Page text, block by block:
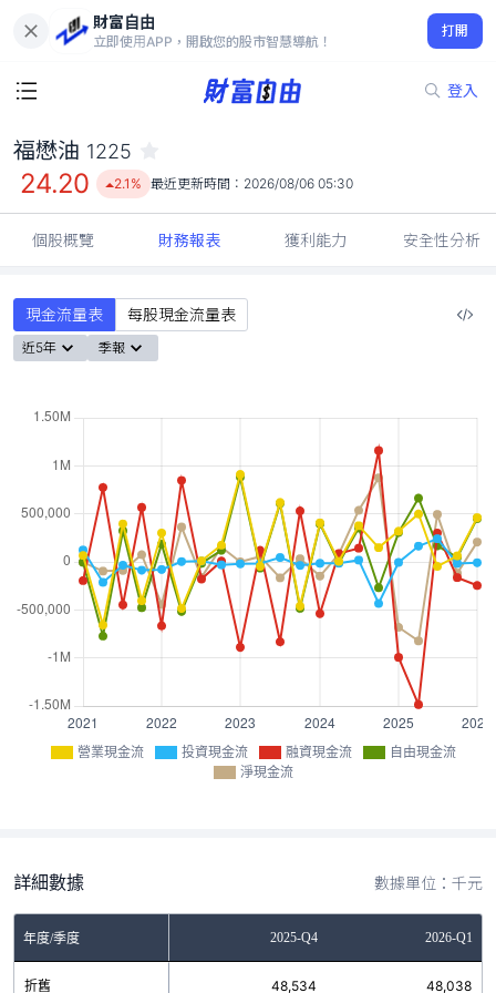
財富自由
立即使用APP，開啟您的股市智慧導航！
打開
登入
24.20
2.1%
福懋油 1225
24.20 2.1% 最近更新時間： 2026/08/06 05:30
個股概覽 財務報表 獲利能力 安全性分析
現金流量表 每股現金流量表
近5年 季報
營業現金流 投資現金流 融資現金流
自由現金流
淨現金流
詳細數據 數據單位：千元
年度/季度 2025-Q4 2026-Q1
折舊 48,534 48,038